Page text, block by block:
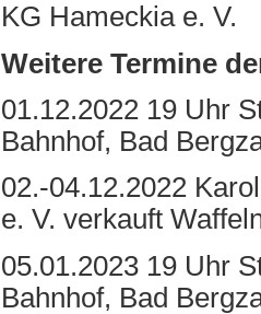
KG Hameckia e. V.
Weitere Termine
01.12.2022 19 Uhr
Bahnhof, Bad
02.-04.12.2022
e. V. verkauft
05.01.2023 19 Uhr
Bahnhof, Bad